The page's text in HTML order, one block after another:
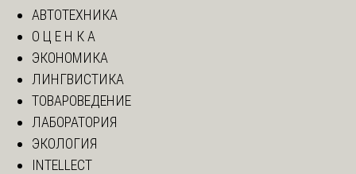
АВТОТЕХНИКА
О Ц Е Н К А
ЭКОНОМИКА
ЛИНГВИСТИКА
ТОВАРОВЕДЕНИЕ
ЛАБОРАТОРИЯ
ЭКОЛОГИЯ
INTELLECT